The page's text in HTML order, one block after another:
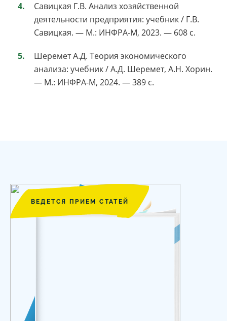
Савицкая Г.В. Анализ хозяйственной
деятельности предприятия: учебник / Г.В.
Савицкая. — М.: ИНФРА-М, 2023. — 608 с.
Шеремет А.Д. Теория экономического
анализа: учебник / А.Д. Шеремет, А.Н. Хорин.
— М.: ИНФРА-М, 2024. — 389 с.
ВЕДЕТСЯ ПРИЕМ СТАТЕЙ